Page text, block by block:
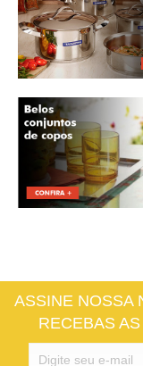
ASSINE NOSSA
RECEBAS